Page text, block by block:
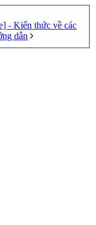
- Kiến thức về các
dẫn